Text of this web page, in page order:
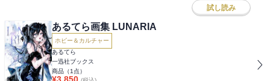
試し読み
あるてら画集 LUNARIA
ホビー＆カルチャー
あるてら
一迅社ブックス
商品（1 点）